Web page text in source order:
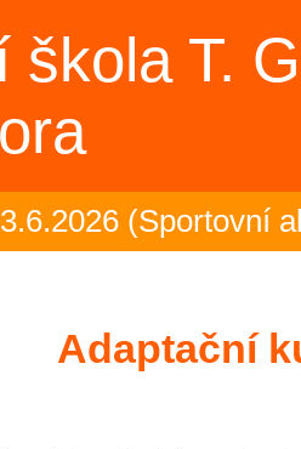
škola T.
(Sportovní akce)
Adaptační